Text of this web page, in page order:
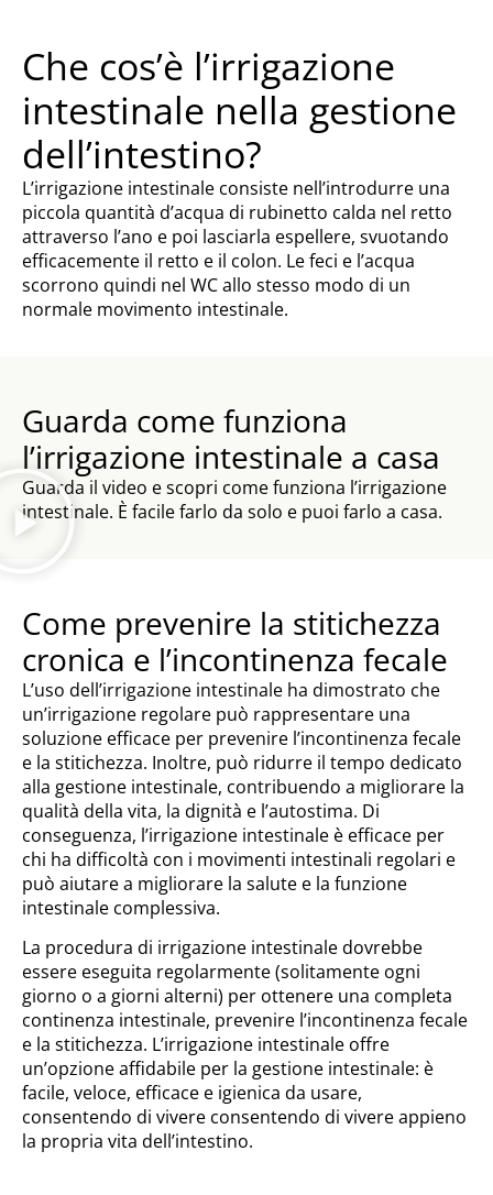
Che cos’è l’irrigazione
intestinale nella gestione
dell’intestino?
L’irrigazione intestinale consiste nell’introdurre una
piccola quantità d’acqua di rubinetto calda nel retto
attraverso l’ano e poi lasciarla espellere, svuotando
efficacemente il retto e il colon. Le feci e l’acqua
scorrono quindi nel WC allo stesso modo di un
normale movimento intestinale.
Guarda come funziona
l’irrigazione intestinale a casa
Guarda il video e scopri come funziona l’irrigazione
intestinale. È facile farlo da solo e puoi farlo a casa.
Come prevenire la stitichezza
cronica e l’incontinenza fecale
L’uso dell’irrigazione intestinale ha dimostrato che
un’irrigazione regolare può rappresentare una
soluzione efficace per prevenire l’incontinenza fecale
e la stitichezza. Inoltre, può ridurre il tempo dedicato
alla gestione intestinale, contribuendo a migliorare la
qualità della vita, la dignità e l’autostima. Di
conseguenza, l’irrigazione intestinale è efficace per
chi ha difficoltà con i movimenti intestinali regolari e
può aiutare a migliorare la salute e la funzione
intestinale complessiva.
La procedura di irrigazione intestinale dovrebbe
essere eseguita regolarmente (solitamente ogni
giorno o a giorni alterni) per ottenere una completa
continenza intestinale, prevenire l’incontinenza fecale
e la stitichezza. L’irrigazione intestinale offre
un’opzione affidabile per la gestione intestinale: è
facile, veloce, efficace e igienica da usare,
consentendo di vivere consentendo di vivere appieno
la propria vita dell’intestino.